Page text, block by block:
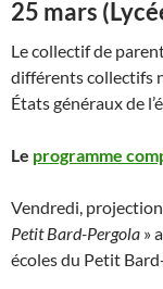
25 mars
Le collectif de
différents collectifs
États généraux de
Le programme
Vendredi, projection
Petit Bard-Pergola »
écoles du Petit